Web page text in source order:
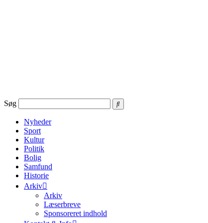
Søg
Nyheder
Sport
Kultur
Politik
Bolig
Samfund
Historie
Arkiv
Arkiv
Læserbreve
Sponsoreret indhold